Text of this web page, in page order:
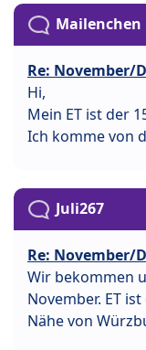
Mailenchen
Re: November/
Hi,
Mein ET ist der
Ich komme von
Juli267
Re: November/
Wir bekommen
November. ET
Nähe von